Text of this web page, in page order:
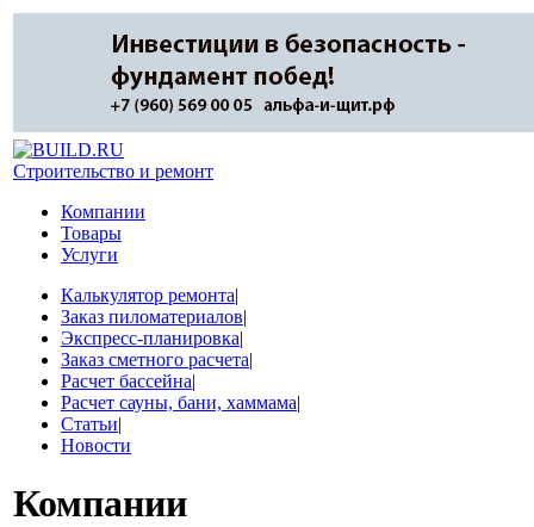
Строительство и ремонт
Компании
Товары
Услуги
Калькулятор ремонта|
Заказ пиломатериалов|
Экспресс-планировка|
Заказ сметного расчета|
Расчет бассейна|
Расчет сауны, бани, хаммама|
Статьи|
Новости
Компании